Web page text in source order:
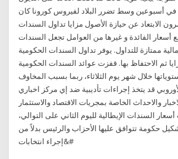
أسبوعين وسط تضرر البلاد لفيروس كورونا كان
الابتعاد عن حيازة الأصول مزايا تداول السندات
أسعار الفائدة و غيرها من العوامل تجعل السندات
ممتازة للتداول. يوفر تداول السندات الحكومية
ثم الاحتفاظ بها. قفزت عوائد السندات الحكومية
خلال شهر يوم الثلاثاء، ربما بسبب المخاوف
قد يتخذ إجراءات تأديبية ضد إي مركز اخباري
والاحداث الخاصة بمجريات الاقتصاد والاستثمار
السندات الإيطالية لليوم الثاني على التوالي،
حكومة تتوافق عليها الأحزاب والرئيس بدلاً من
إجراء انتخابات&#